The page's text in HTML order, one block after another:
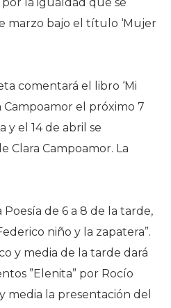
marzo bajo el título ‘Mujer
comentará el libro ‘Mi
Campoamor el próximo 7
y el 14 de abril se
Clara Campoamor. La
Poesía de 6 a 8 de la tarde,
niño y la zapatera”.
y media de la tarde dará
”Elenita” por Rocío
media la presentación del